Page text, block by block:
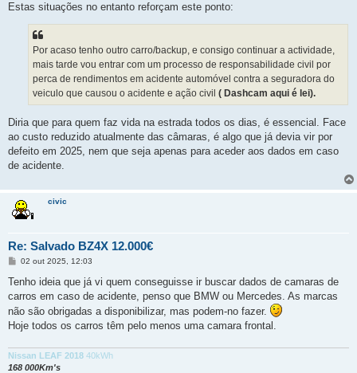
Estas situações no entanto reforçam este ponto:
Por acaso tenho outro carro/backup, e consigo continuar a actividade,
mais tarde vou entrar com um processo de responsabilidade civil por
perca de rendimentos em acidente automóvel contra a seguradora do
veiculo que causou o acidente e ação civil ( Dashcam aqui é lei).
Diria que para quem faz vida na estrada todos os dias, é essencial. Face
ao custo reduzido atualmente das câmaras, é algo que já devia vir por
defeito em 2025, nem que seja apenas para aceder aos dados em caso
de acidente.
civic
Re: Salvado BZ4X 12.000€
M
n
a
g
e
m
02 out 2025, 12:03
Tenho ideia que já vi quem conseguisse ir buscar dados de camaras de
carros em caso de acidente, penso que BMW ou Mercedes. As marcas
não são obrigadas a disponibilizar, mas podem-no fazer.
Hoje todos os carros têm pelo menos uma camara frontal.
Nissan LEAF 2018 40kWh
168 000Km's